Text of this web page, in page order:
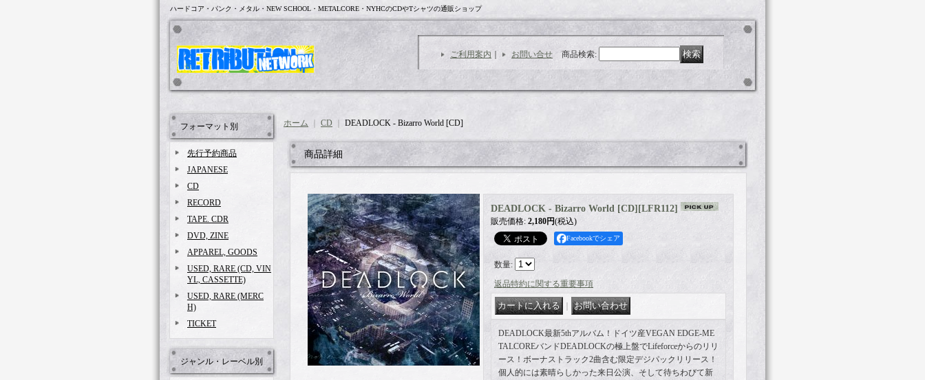
ハードコア・パンク・メタル・NEW SCHOOL・METALCORE・NYHCのCDやTシャツの通販ショップ
ご利用案内 お問い合せ 商品検索:
フォーマット別
先行予約商品
JAPANESE
CD
RECORD
TAPE. CDR
DVD, ZINE
APPAREL, GOODS
USED, RARE (CD, VIN
YL, CASSETTE)
USED, RARE (MERC
H)
TICKET
ジャンル・レーベル別
ホーム CD DEADLOCK - Bizarro World [CD]
商品詳細
DEADLOCK - Bizarro World [CD] [LFR112]
販売価格: 2,180円(税込)
Facebookでシェア
数量:
返品特約に関する重要事項
DEADLOCK最新5thアルバム！ドイツ産VEGAN EDGE-ME
TALCOREバンドDEADLOCKの極上盤でLifeforceからのリリ
ース！ボーナストラック2曲含む限定デジパックリリース！
個人的には素晴らしかった来日公演、そして待ちわびて新